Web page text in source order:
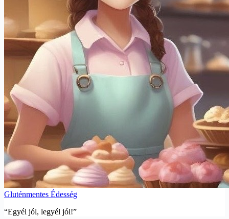
Gluténmentes Édesség
“Egyél jól, legyél jól!”